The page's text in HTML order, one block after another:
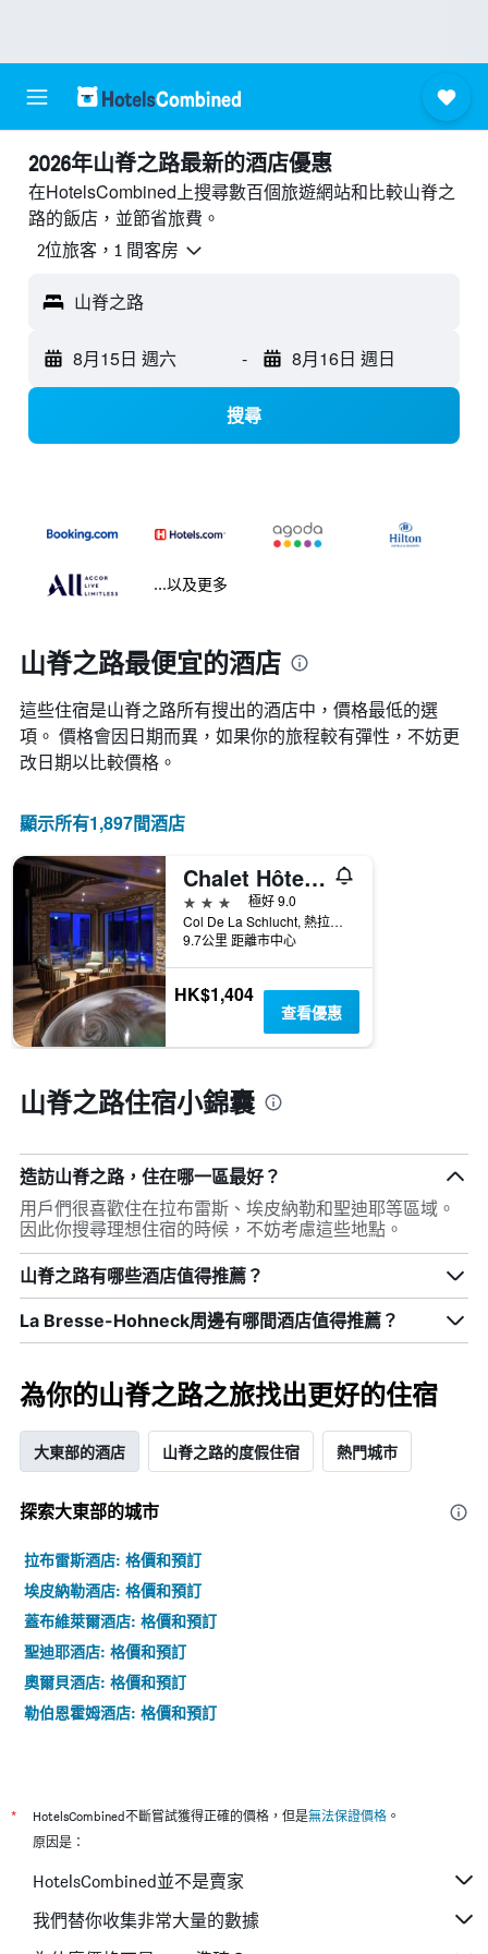
2026年山脊之路最新的酒店優惠
在HotelsCombined上搜尋數百個旅遊網站和比較山脊之
路的飯店，並節省旅費。
2位旅客，1 間客房
山脊之路
8月15日 週六 - 8月16日 週日
搜尋
...以及更多
山脊之路最便宜的酒店
這些住宿是山脊之路所有搜出的酒店中，價格最低的選
項。 價格會因日期而異，如果你的旅程較有彈性，不妨更
改日期以比較價格。
顯示所有1,897間酒店
Chalet Hôtel le Collet & Spa
3星級
極好 9.0
Col De La Schlucht, 熱拉梅, 孚日山, 法國
9.7公里 距離市中心
HK$1,404
查看優惠
山脊之路住宿小錦囊
造訪山脊之路，住在哪一區最好？
用戶們很喜歡住在拉布雷斯、埃皮納勒和聖迪耶等區域。
因此你搜尋理想住宿的時候，不妨考慮這些地點。
山脊之路有哪些酒店值得推薦？
La Bresse-Hohneck周邊有哪間酒店值得推薦？
為你的山脊之路之旅找出更好的住宿
大東部的酒店 山脊之路的度假住宿 熱門城市
探索大東部​的城市
拉布雷斯酒店: 格價和預訂
埃皮納勒酒店: 格價和預訂
蓋布維萊爾酒店: 格價和預訂
聖迪耶酒店: 格價和預訂
奧爾貝酒店: 格價和預訂
勒伯恩霍姆酒店: 格價和預訂
* HotelsCombined不斷嘗試獲得正確的價格，但是無法保證價格 。
原因是：
HotelsCombined並不是賣家
我們替你收集非常大量的數據